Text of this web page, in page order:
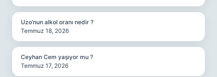
Uzo’nun alkol oranı nedir ?
Temmuz 18, 2026
Ceyhan Cem yaşıyor mu ?
Temmuz 17, 2026